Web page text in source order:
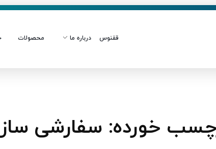
ققنوس درباره ما محصولات
خورده: سفارشی